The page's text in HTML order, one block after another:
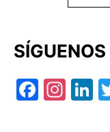
SÍGUENOS